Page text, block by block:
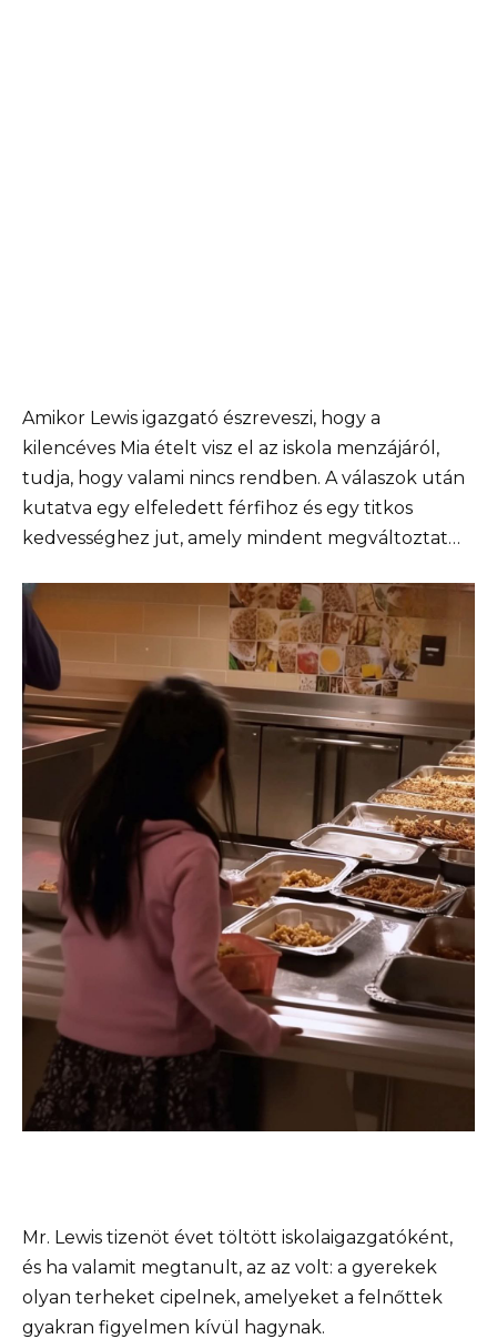
Amikor Lewis igazgató észreveszi, hogy a
kilencéves Mia ételt visz el az iskola menzájáról,
tudja, hogy valami nincs rendben. A válaszok után
kutatva egy elfeledett férfihoz és egy titkos
kedvességhez jut, amely mindent megváltoztat…
Mr. Lewis tizenöt évet töltött iskolaigazgatóként,
és ha valamit megtanult, az az volt: a gyerekek
olyan terheket cipelnek, amelyeket a felnőttek
gyakran figyelmen kívül hagynak.